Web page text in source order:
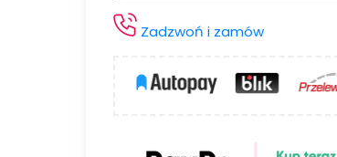
Zadzwoń i zamów